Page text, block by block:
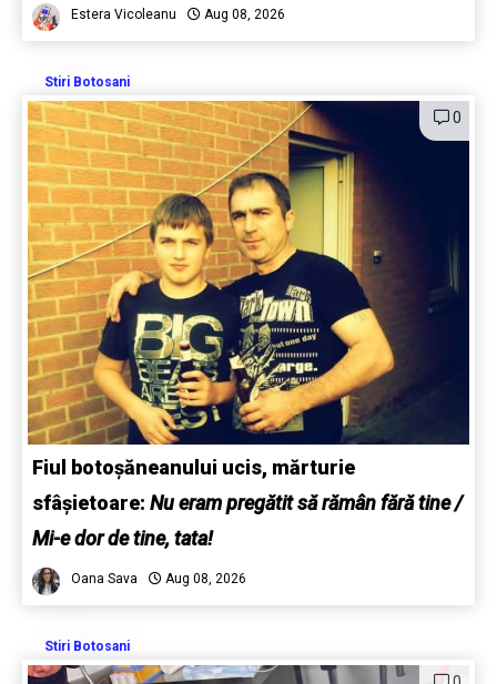
Estera Vicoleanu Aug 08, 2026
Stiri Botosani
0
Fiul botoșăneanului ucis, mărturie
sfâșietoare: Nu eram pregătit să rămân fără tine /
Mi-e dor de tine, tata!
Oana Sava Aug 08, 2026
Stiri Botosani